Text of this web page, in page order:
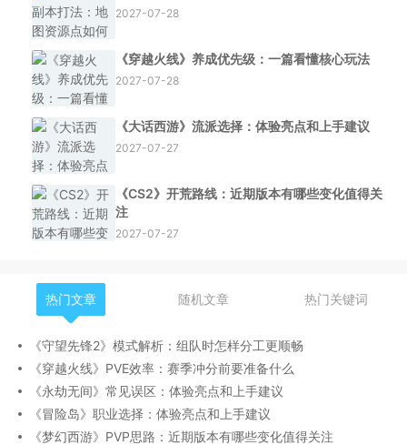
2027-07-28
《穿越火线》养成优先级：一篇看懂核心玩法
2027-07-28
《大话西游》流派选择：体验亮点和上手建议
2027-07-27
《CS2》开荒路线：近期版本有哪些变化值得关
注
2027-07-27
热门文章 随机文章 热门关键词
《守望先锋2》模式解析：组队时怎样分工更顺畅
《穿越火线》PVE效率：赛季冲分前要准备什么
《永劫无间》常见误区：体验亮点和上手建议
《冒险岛》职业选择：体验亮点和上手建议
《梦幻西游》PVP思路：近期版本有哪些变化值得关注